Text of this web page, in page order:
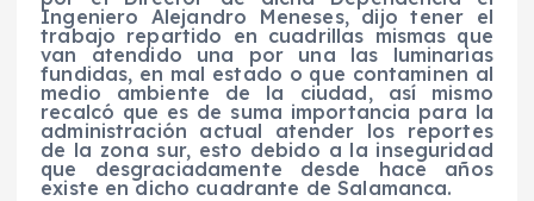
Ingeniero Alejandro Meneses, dijo tener el
trabajo repartido en cuadrillas mismas que
van atendido una por una las luminarias
fundidas, en mal estado o que contaminen al
medio ambiente de la ciudad, así mismo
recalcó que es de suma importancia para la
administración actual atender los reportes
de la zona sur, esto debido a la inseguridad
que desgraciadamente desde hace años
existe en dicho cuadrante de Salamanca.